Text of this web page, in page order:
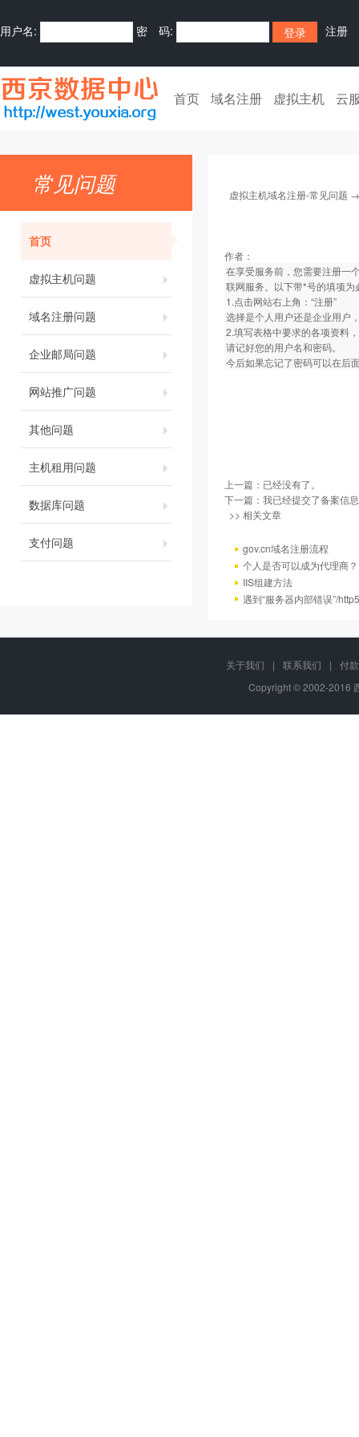
用户名: 密 码: 注册
首页 域名注册 虚拟主机 云
常见问题
首页
虚拟主机问题
域名注册问题
企业邮局问题
网站推广问题
其他问题
主机租用问题
数据库问题
支付问题
虚拟主机域名注册-常见问题
作者：
在享受服务前，您需要注册一
联网服务。以下带*号的填项
1.点击网站右上角：“注册”
选择是个人用户还是企业用户
2.填写表格中要求的各项资料
请记好您的用户名和密码。
今后如果忘记了密码可以在后
上一篇：已经没有了。
下一篇： 我已经提交了备案信
>> 相关文章
gov.cn域名注册流程
个人是否可以成为代理商？
IIS组建方法
遇到“服务器内部错误”/
关于我们 | 联系我们 |
付
Copyright © 2002-2016